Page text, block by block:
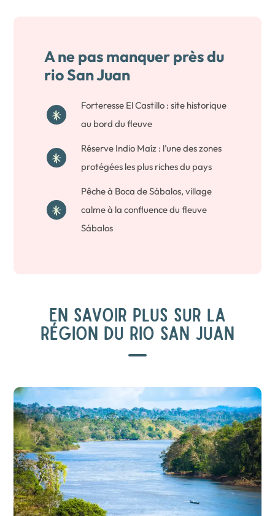
A ne pas manquer près du
rio San Juan
Forteresse El Castillo : site historique
au bord du fleuve
Réserve Indio Maíz : l’une des zones
protégées les plus riches du pays
Pêche à Boca de Sábalos, village
calme à la confluence du fleuve
Sábalos
EN SAVOIR PLUS SUR LA
RÉGION DU RIO SAN JUAN